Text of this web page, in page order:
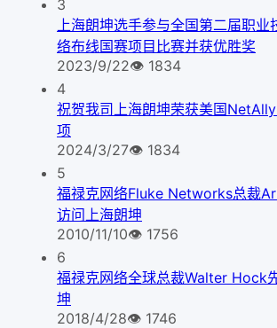
3
上海朗坤选手参与全国第二届职业
络布线国赛项目比赛并获优胜奖
2023/9/22👁 1834
4
祝贺我司上海朗坤荣获美国
项
2024/3/27👁 1834
5
福禄克网络Fluke Networks总裁
访问上海朗坤
2010/11/10👁 1756
6
福禄克网络全球总裁Walter Hock
坤
2018/4/28👁 1746